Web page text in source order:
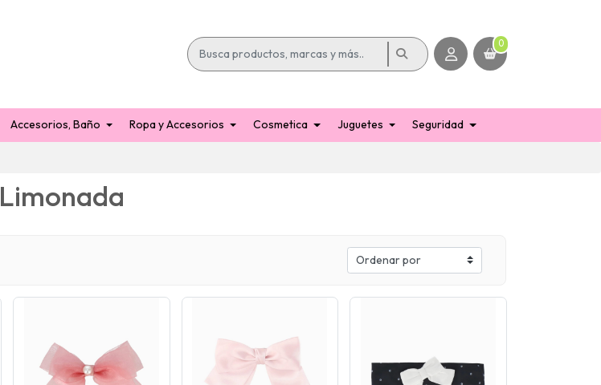
0
Accesorios, Baño Ropa y Accesorios Cosmetica Juguetes Seguridad
Limonada